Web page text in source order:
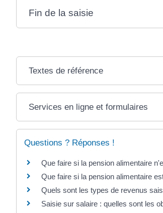
Fin de la saisie
Textes de référence
Services en ligne et formulaires
Questions ? Réponses !
Que faire si la pension alimentaire
Que faire si la pension alimentaire
Quels sont les types de revenus
Saisie sur salaire : quelles sont les